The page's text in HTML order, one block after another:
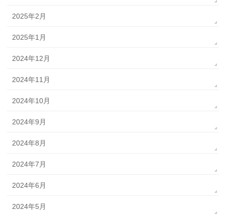
2025年2月
2025年1月
2024年12月
2024年11月
2024年10月
2024年9月
2024年8月
2024年7月
2024年6月
2024年5月